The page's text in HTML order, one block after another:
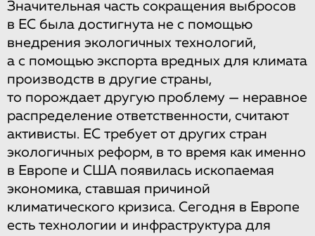
Значительная часть сокращения выбросов
в ЕС была достигнута не с помощью
внедрения экологичных технологий,
а с помощью экспорта вредных для климата
производств в другие страны,
то порождает другую проблему — неравное
распределение ответственности, считают
активисты. ЕС требует от других стран
экологичных реформ, в то время как именно
в Европе и США появилась ископаемая
экономика, ставшая причиной
климатического кризиса. Сегодня в Европе
есть технологии и инфраструктура для